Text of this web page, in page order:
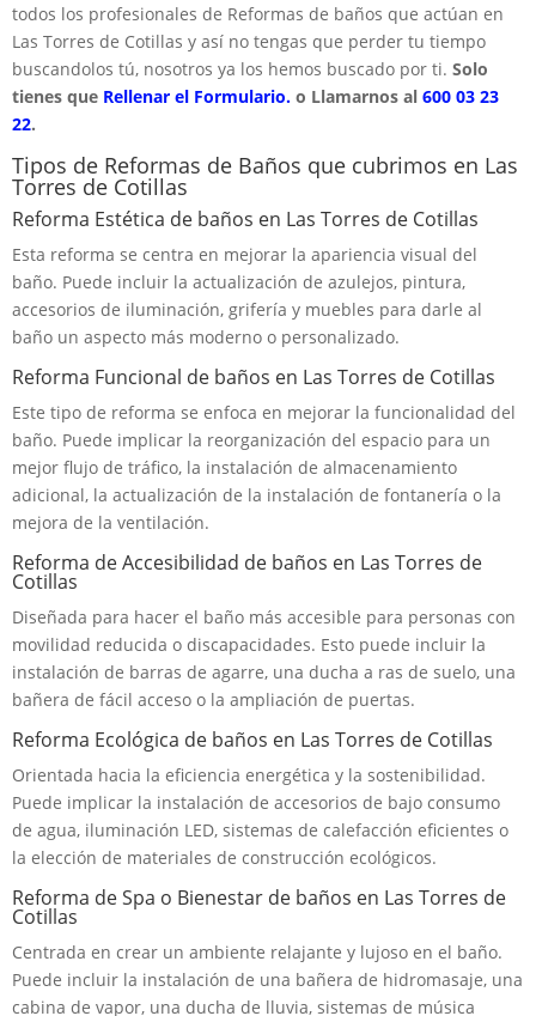
todos los profesionales de Reformas de baños que actúan en
Las Torres de Cotillas y así no tengas que perder tu tiempo
buscandolos tú, nosotros ya los hemos buscado por ti. Solo
tienes que Rellenar el Formulario. o Llamarnos al 600 03 23
22.
Tipos de Reformas de Baños que cubrimos en Las
Torres de Cotillas
Reforma Estética de baños en Las Torres de Cotillas
Esta reforma se centra en mejorar la apariencia visual del
baño. Puede incluir la actualización de azulejos, pintura,
accesorios de iluminación, grifería y muebles para darle al
baño un aspecto más moderno o personalizado.
Reforma Funcional de baños en Las Torres de Cotillas
Este tipo de reforma se enfoca en mejorar la funcionalidad del
baño. Puede implicar la reorganización del espacio para un
mejor flujo de tráfico, la instalación de almacenamiento
adicional, la actualización de la instalación de fontanería o la
mejora de la ventilación.
Reforma de Accesibilidad de baños en Las Torres de
Cotillas
Diseñada para hacer el baño más accesible para personas con
movilidad reducida o discapacidades. Esto puede incluir la
instalación de barras de agarre, una ducha a ras de suelo, una
bañera de fácil acceso o la ampliación de puertas.
Reforma Ecológica de baños en Las Torres de Cotillas
Orientada hacia la eficiencia energética y la sostenibilidad.
Puede implicar la instalación de accesorios de bajo consumo
de agua, iluminación LED, sistemas de calefacción eficientes o
la elección de materiales de construcción ecológicos.
Reforma de Spa o Bienestar de baños en Las Torres de
Cotillas
Centrada en crear un ambiente relajante y lujoso en el baño.
Puede incluir la instalación de una bañera de hidromasaje, una
cabina de vapor, una ducha de lluvia, sistemas de música